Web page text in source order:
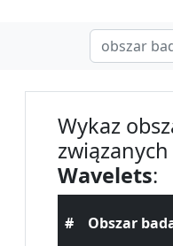
Wykaz
Wavelets:
# Obszar